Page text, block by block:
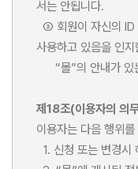
서는 안됩니다.
③ 회원이 자신의 ID
사용하고 있음을 인
“몰”의 안내가 있
제18조(이용자의 의
이용자는 다음 행위
1. 신청 또는 변경시